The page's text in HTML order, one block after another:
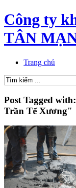
Công ty
TÂN
Trang chủ
Post Tagged
Trần Tế Xương"